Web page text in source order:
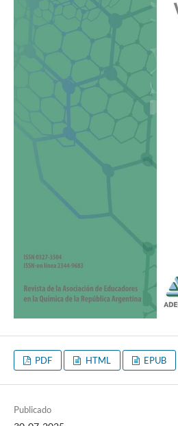
PDF HTML EPUB
Publicado